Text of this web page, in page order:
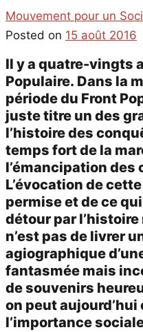
Mouvement pour un
Posted on 15 août 2016
Il y a quatre-vingts
Populaire. Dans la
période du Front
juste titre un des
l’histoire des
temps fort de la
l’émancipation
L’évocation de
permise et de ce
détour par
n’est pas de livrer
agiographique
fantasmée mais
de souvenirs
on peut
l’importance